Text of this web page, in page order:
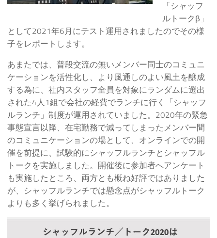
「シャッフ
ルトークβ」
として2021年6月にテスト運用されましたのでその様
子をレポートします。
あまたでは、普段交流の無いメンバー同士のコミュニ
ケーションを活性化し、より風通しのよい風土を醸成
する為に、社内スタッフ全員を対象にランダムに選出
された4人1組で会社の経費でランチに行く「シャッフ
ルランチ」制度が運用されていました。2020年の緊急
事態宣言以降、在宅勤務で減ってしまったメンバー間
のコミュニケーションの場として、オンラインでの開
催を前提に、試験的にシャッフルランチとシャッフル
トークを実施しました。開催後に参加者へアンケート
も実施したところ、両方とも概ね好評ではありました
が、シャッフルランチでは懸念点がシャッフルトーク
よりも多く挙げられました。